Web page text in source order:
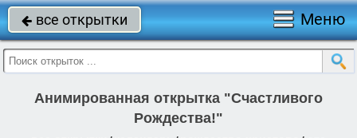
 все открытки Меню
Анимированная открытка "Счастливого
Рождества!"